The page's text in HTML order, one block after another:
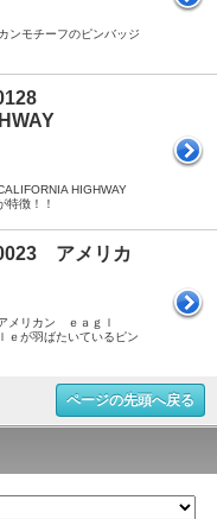
ンモチーフのピンバッジ
HIGHWAY
徴！！
アメリカ
メリカン ｅａｇｌ
ｅが羽ばたいているピン
ページの先頭へ戻る